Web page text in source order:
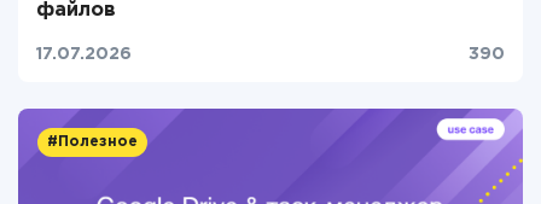
файлов
17.07.2026 390
#Полезное